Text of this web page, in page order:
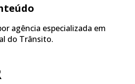
agência especializada em
do Trânsito.